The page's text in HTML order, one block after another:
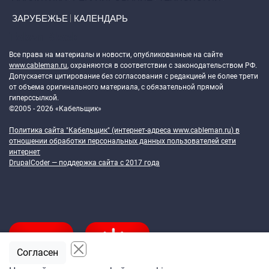
ЗАРУБЕЖЬЕ КАЛЕНДАРЬ
Все права на материалы и новости, опубликованные на сайте
www.cableman.ru, охраняются в соответствии с законодательством РФ.
Допускается цитирование без согласования с редакцией не более трети
от объема оригинального материала, с обязательной прямой
гиперссылкой.
©2005 - 2026 «Кабельщик»
Политика сайта "Кабельщик" (интернет-адреса www.cableman.ru) в
отношении обработки персональных данных пользователей сети
интернет
DrupalCoder — поддержка сайта c 2017 года
Согласен